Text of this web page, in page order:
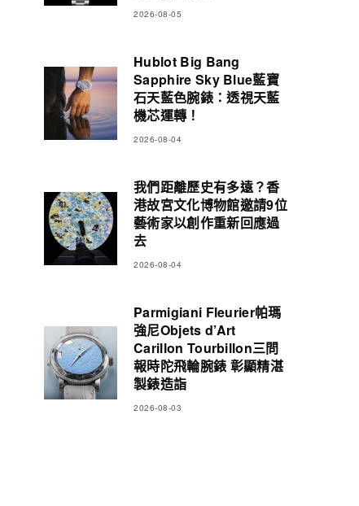
2026-08-05
Hublot Big Bang
Sapphire Sky Blue藍寶
石天藍色腕錶：透視天藍
機芯運轉！
2026-08-04
我們距離歷史有多遠？香
港故宮文化博物館邀請9位
藝術家以創作重新回應過
去
2026-08-04
Parmigiani Fleurier帕瑪
強尼Objets d’Art
Carillon Tourbillon三問
報時陀飛輪腕錶 彰顯精湛
製錶造詣
2026-08-03